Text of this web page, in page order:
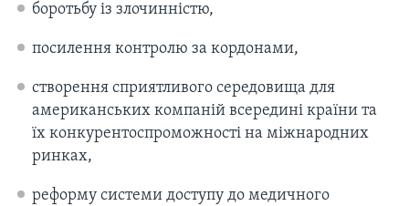
боротьбу із злочинністю,
посилення контролю за кордонами,
створення сприятливого середовища для
американських компаній всередині країни та
їх конкурентоспроможності на міжнародних
ринках,
реформу системи доступу до медичного